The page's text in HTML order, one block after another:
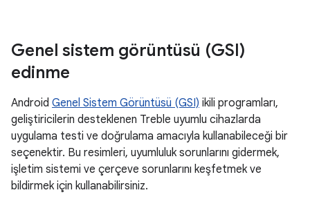
Genel sistem görüntüsü (GSI)
edinme
Android Genel Sistem Görüntüsü (GSI) ikili programları,
geliştiricilerin desteklenen Treble uyumlu cihazlarda
uygulama testi ve doğrulama amacıyla kullanabileceği bir
seçenektir. Bu resimleri, uyumluluk sorunlarını gidermek,
işletim sistemi ve çerçeve sorunlarını keşfetmek ve
bildirmek için kullanabilirsiniz.